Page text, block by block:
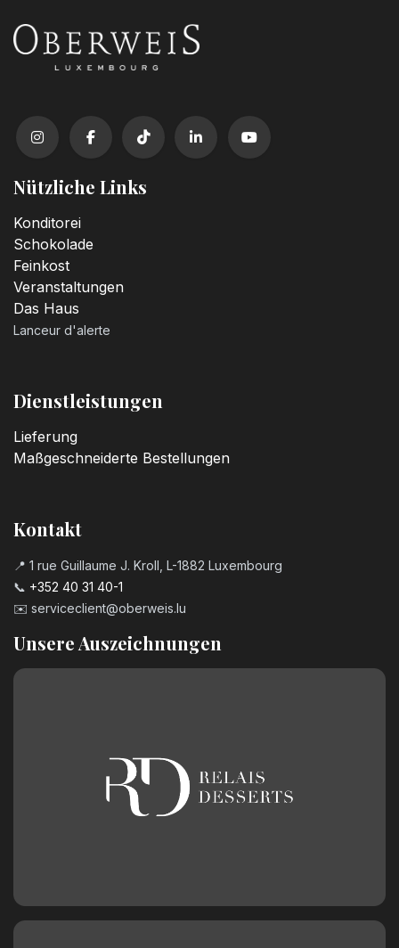
Nützliche Links
Konditorei
Schokolade
Feinkost
Veranstaltungen
Das Haus
Lanceur d'alerte
Dienstleistungen
Lieferung
Maßgeschneiderte Bestellungen
Kontakt
📍 1 rue Guillaume J. Kroll, L-1882 Luxembourg
📞 +352 40 31 40-1
✉️ serviceclient@oberweis.lu
Unsere Auszeichnungen